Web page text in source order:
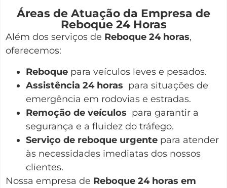
Áreas de Atuação da Empresa de
Reboque 24 Horas
Além dos serviços de Reboque 24 horas,
oferecemos:
Reboque para veículos leves e pesados.
Assistência 24 horas para situações de
emergência em rodovias e estradas.
Remoção de veículos para garantir a
segurança e a fluidez do tráfego.
Serviço de reboque urgente para atender
às necessidades imediatas dos nossos
clientes.
Nossa empresa de Reboque 24 horas em